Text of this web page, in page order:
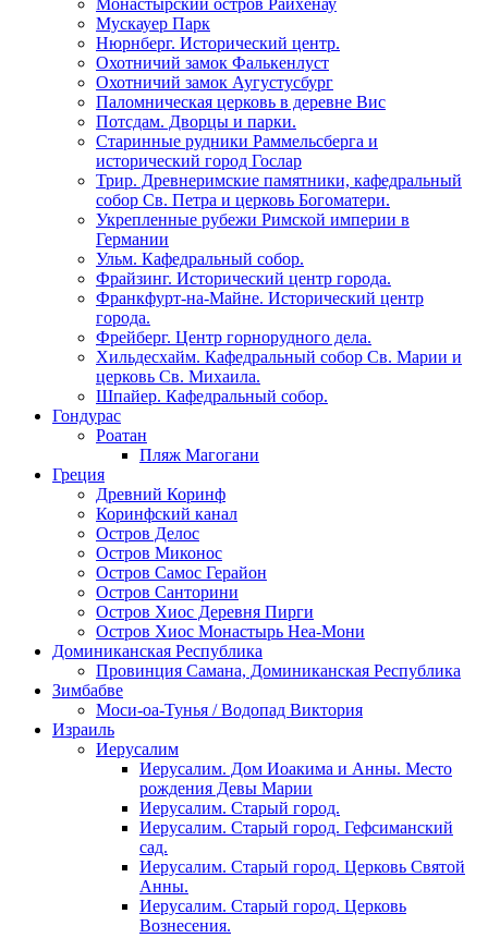
Монастырский остров Райхенау
Мускауер Парк
Нюрнберг. Исторический центр.
Охотничий замок Фалькенлуст
Охотничий замок Аугустусбург
Паломническая церковь в деревне Вис
Потсдам. Дворцы и парки.
Старинные рудники Раммельсберга и
исторический город Гослар
Трир. Древнеримские памятники, кафедральный
собор Св. Петра и церковь Богоматери.
Укрепленные рубежи Римской империи в
Германии
Ульм. Кафедральный собор.
Фрайзинг. Исторический центр города.
Франкфурт-на-Майне. Исторический центр
города.
Фрейберг. Центр горнорудного дела.
Хильдесхайм. Кафедральный собор Cв. Марии и
церковь Св. Михаила.
Шпайер. Кафедральный собор.
Гондурас
Роатан
Пляж Магогани
Греция
Древний Коринф
Коринфский канал
Остров Делос
Остров Миконос
Остров Самос Герайон
Остров Санторини
Остров Хиос Деревня Пирги
Остров Хиос Монастырь Неа-Мони
Доминиканская Республика
Провинция Самана, Доминиканская Республика
Зимбабве
Моси-оа-Тунья / Водопад Виктория
Израиль
Иерусалим
Иерусалим. Дом Иоакима и Анны. Место
рождения Девы Марии
Иерусалим. Старый город.
Иерусалим. Старый город. Гефсиманский
сад.
Иерусалим. Старый город. Церковь Святой
Анны.
Иерусалим. Старый город. Церковь
Вознесения.